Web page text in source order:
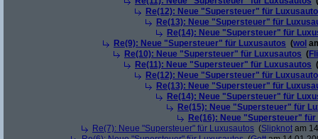
Re(12): Neue "Supersteuer" für
Re(13): Neue "Supersteuer" für
Re(14): Neue "Supersteuer" für
Re(9): Neue "Supersteuer" für Luxusautos (wol
Re(10): Neue "Supersteuer" für Luxusautos (
Re(11): Neue "Supersteuer" für Luxusautos (
Re(12): Neue "Supersteuer" für
Re(13): Neue "Supersteuer" für
Re(14): Neue "Supersteuer" für
Re(15): Neue "Supersteuer" für
Re(16): Neue "Supersteuer"
Re(7): Neue "Supersteuer" für Luxusautos (Slipknot am